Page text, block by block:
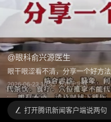
@眼科俞兴源医生
眼干眼涩看不清，分享一个好方法
2026-06-23 10:35 发布于北京
打开腾讯新闻客户端说两句